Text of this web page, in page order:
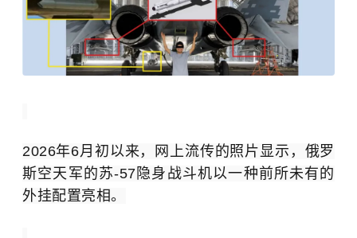
2026年6月初以来，网上流传的照片显示，俄罗
斯空天军的苏-57隐身战斗机以一种前所未有的
外挂配置亮相。